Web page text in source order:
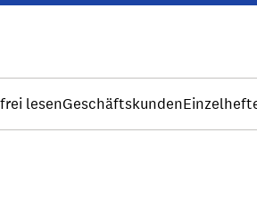
lesenGeschäftskunden